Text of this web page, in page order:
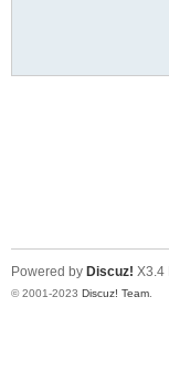
Powered by Discuz! X3.4
© 2001-2023 Discuz! Team